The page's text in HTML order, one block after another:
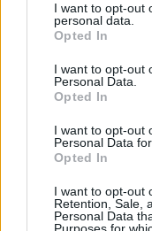
not limited to your
grant or deny
use your data for
consent section.
I want to opt-out
personal data.
Opted In
I want to opt-out
Personal Data.
Opted In
I want to opt-out
Personal Data
Opted In
I want to opt-out
Retention, Sale,
Personal Data
Tornyos,
2017. február 28.
1906 óta ez az
és aranyos